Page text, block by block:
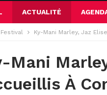
ACTUALITÉ
Festival Ky-Mani Marley, Jaz
Mani
À